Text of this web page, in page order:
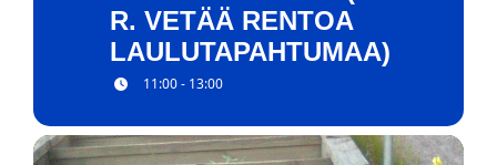
R. VETÄÄ RENTOA
LAULUTAPAHTUMAA)
11:00 - 13:00